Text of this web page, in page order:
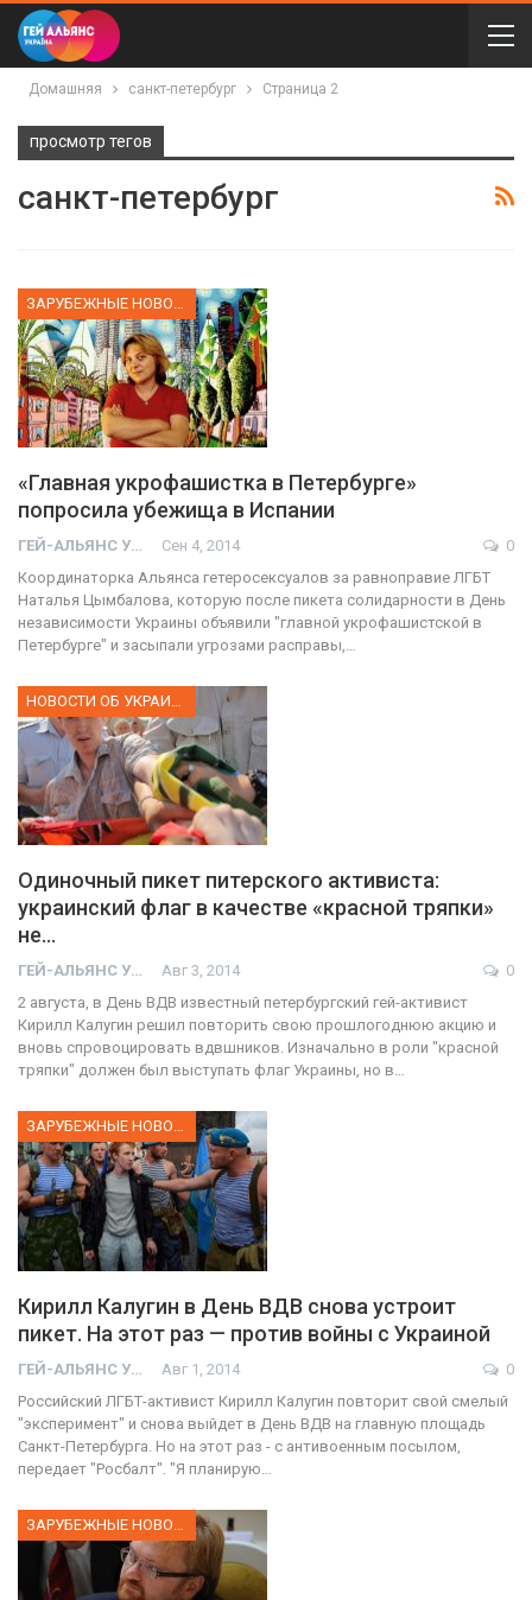
Домашняя санкт-петербург Страница 2
просмотр тегов
санкт-петербург
«Главная укрофашистка в Петербурге»
попросила убежища в Испании
ГЕЙ-АЛЬЯНС УКРАИНА Сен 4, 2014
0
Координаторка Альянса гетеросексуалов за равноправие ЛГБТ
Наталья Цымбалова, которую после пикета солидарности в День
независимости Украины объявили "главной укрофашистской в
Петербурге" и засыпали угрозами расправы,…
НОВОСТИ ОБ УКРАИНЕ
Одиночный пикет питерского активиста:
украинский флаг в качестве «красной тряпки»
не…
ГЕЙ-АЛЬЯНС УКРАИНА Авг 3, 2014
0
2 августа, в День ВДВ известный петербургский гей-активист
Кирилл Калугин решил повторить свою прошлогоднюю акцию и
вновь спровоцировать вдвшников. Изначально в роли "красной
тряпки" должен был выступать флаг Украины, но в…
ЗАРУБЕЖНЫЕ НОВОСТИ
Кирилл Калугин в День ВДВ снова устроит
пикет. На этот раз — против войны с Украиной
ГЕЙ-АЛЬЯНС УКРАИНА Авг 1, 2014
0
Российский ЛГБТ-активист Кирилл Калугин повторит свой смелый
"эксперимент" и снова выйдет в День ВДВ на главную площадь
Санкт-Петербурга. Но на этот раз - с антивоенным посылом,
передает "Росбалт". "Я планирую…